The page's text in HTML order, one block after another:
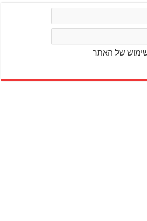
של האתר